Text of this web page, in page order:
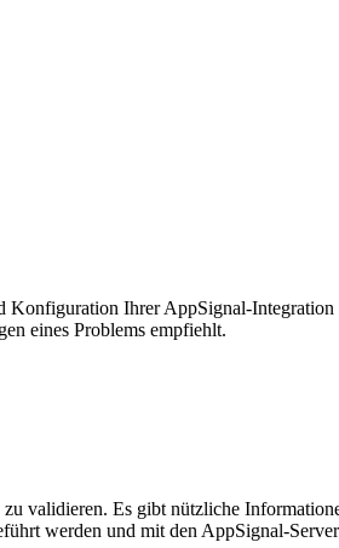
Konfiguration Ihrer AppSignal-Integration
eines Problems empfiehlt.
validieren. Es gibt nützliche
werden und mit den AppSignal-